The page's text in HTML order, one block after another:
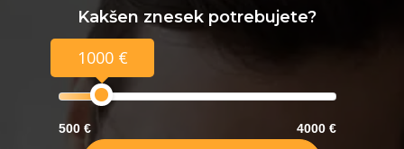
Kakšen znesek potrebujete?
1000 €
500 € 4000 €